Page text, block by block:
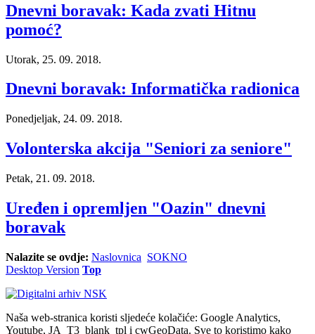
Dnevni boravak: Kada zvati Hitnu
pomoć?
Utorak, 25. 09. 2018.
Dnevni boravak: Informatička radionica
Ponedjeljak, 24. 09. 2018.
Volonterska akcija "Seniori za seniore"
Petak, 21. 09. 2018.
Uređen i opremljen "Oazin" dnevni
boravak
Nalazite se ovdje: Naslovnica SOKNO
Desktop Version Top
Naša web-stranica koristi sljedeće kolačiće: Google Analytics,
Youtube, JA_T3_blank_tpl i cwGeoData. Sve to koristimo kako